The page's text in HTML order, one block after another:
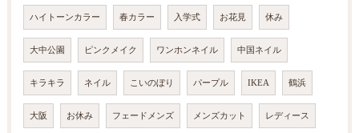
ハイトーンカラー 春カラー 入学式 お花見 休み
大中公園 ピンクメイク ワンホンネイル 中国ネイル
キラキラ ネイル こいのぼり パープル IKEA 鶴浜
大阪 お休み フェードメンズ メンズカット レディース